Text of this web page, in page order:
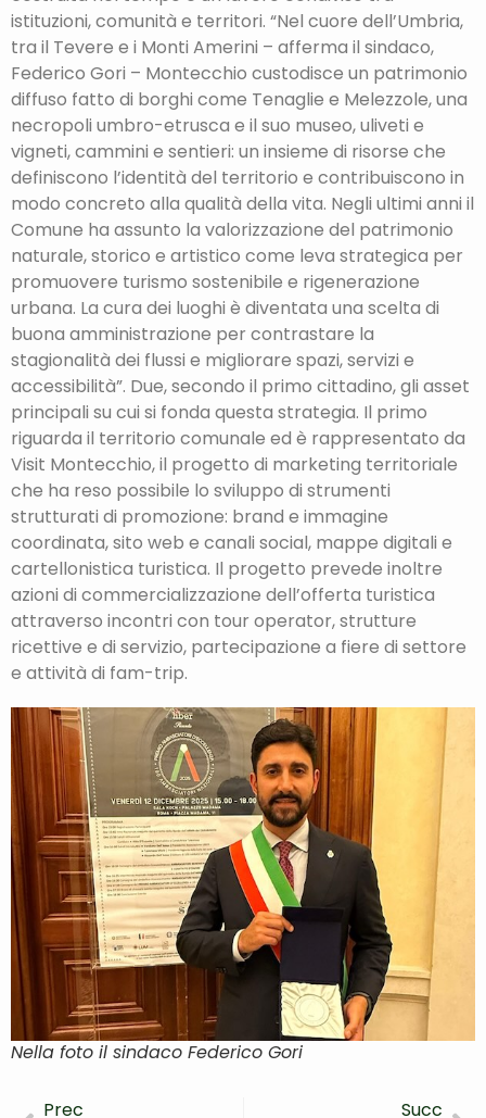
istituzioni, comunità e territori. “Nel cuore dell’Umbria,
tra il Tevere e i Monti Amerini – afferma il sindaco,
Federico Gori – Montecchio custodisce un patrimonio
diffuso fatto di borghi come Tenaglie e Melezzole, una
necropoli umbro-etrusca e il suo museo, uliveti e
vigneti, cammini e sentieri: un insieme di risorse che
definiscono l’identità del territorio e contribuiscono in
modo concreto alla qualità della vita. Negli ultimi anni il
Comune ha assunto la valorizzazione del patrimonio
naturale, storico e artistico come leva strategica per
promuovere turismo sostenibile e rigenerazione
urbana. La cura dei luoghi è diventata una scelta di
buona amministrazione per contrastare la
stagionalità dei flussi e migliorare spazi, servizi e
accessibilità”. Due, secondo il primo cittadino, gli asset
principali su cui si fonda questa strategia. Il primo
riguarda il territorio comunale ed è rappresentato da
Visit Montecchio, il progetto di marketing territoriale
che ha reso possibile lo sviluppo di strumenti
strutturati di promozione: brand e immagine
coordinata, sito web e canali social, mappe digitali e
cartellonistica turistica. Il progetto prevede inoltre
azioni di commercializzazione dell’offerta turistica
attraverso incontri con tour operator, strutture
ricettive e di servizio, partecipazione a fiere di settore
e attività di fam-trip.
Nella foto il sindaco Federico Gori
Prec Succ